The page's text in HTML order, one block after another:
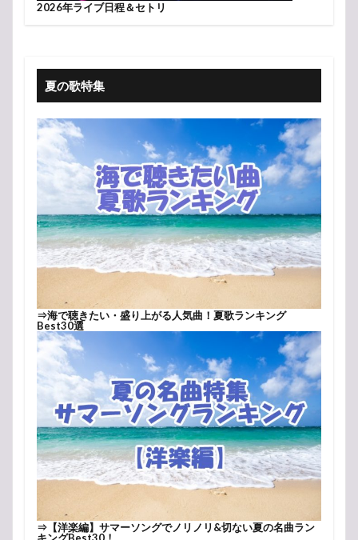
2026年ライブ日程＆セトリ
夏の歌特集
⇒海で聴きたい・盛り上がる人気曲！夏歌ランキング
Best30選
⇒ 【洋楽編】サマーソングでノリノリ&切ない夏の名曲ラン